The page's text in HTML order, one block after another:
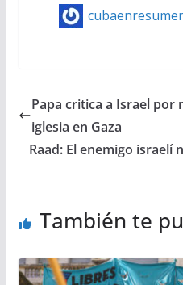
Papa critica a Israel por
iglesia en Gaza
Raad: El enemigo
También te